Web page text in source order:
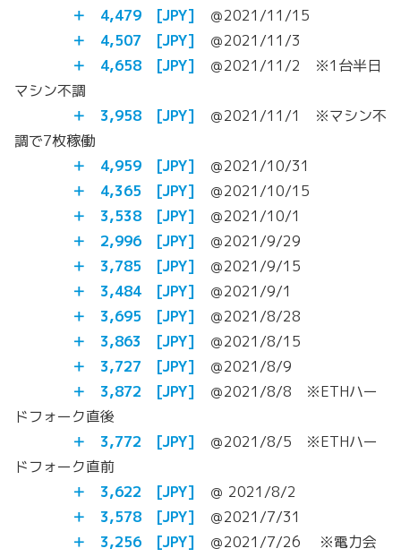
＋ 4,479 [JPY] ＠2021/11/15
＋ 4,507 [JPY] ＠2021/11/3
＋ 4,658 [JPY] ＠2021/11/2 ※1台半日
マシン不調
＋ 3,958 [JPY] ＠2021/11/1 ※マシン不
調で7枚稼働
＋ 4,959 [JPY] ＠2021/10/31
＋ 4,365 [JPY] ＠2021/10/15
＋ 3,538 [JPY] ＠2021/10/1
＋ 2,996 [JPY] ＠2021/9/29
＋ 3,785
[JPY] ＠2021/9/15
＋ 3,484
[JPY] ＠2021/9/1
＋ 3,695
[JPY] ＠2021/8/28
＋ 3,863 [JPY] ＠2021/8/15
＋ 3,727 [JPY] ＠2021/8/9
＋ 3,872 [JPY] ＠2021/8/8 ※ETHハー
ドフォーク直後
＋ 3,772 [JPY] ＠2021/8/5 ※ETHハー
ドフォーク直前
＋ 3,622 [JPY] ＠ 2021/8/2
＋ 3,578 [JPY] ＠2021/7/31
＋ 3,256 [JPY] ＠2021/7/26 ※電力会